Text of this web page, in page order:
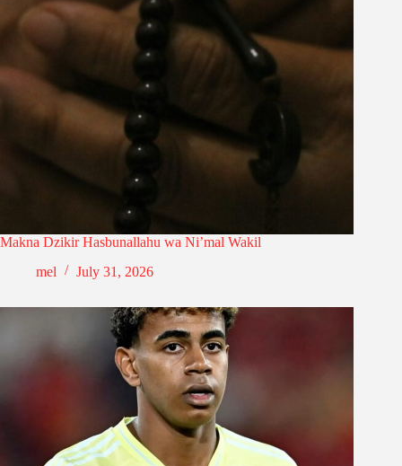
Makna Dzikir Hasbunallahu wa Ni’mal Wakil
mel
July 31, 2026